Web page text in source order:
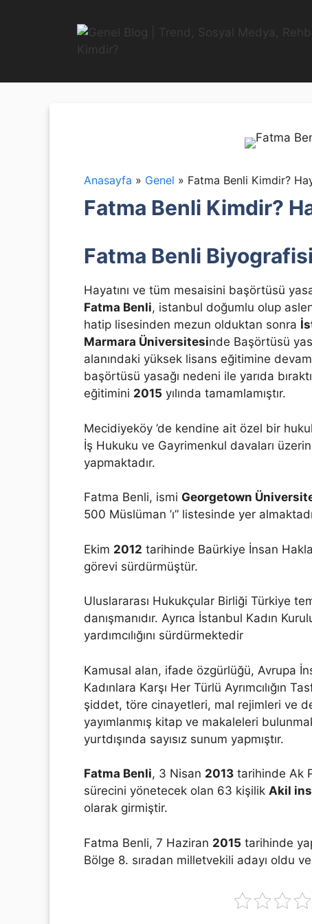
Anasayfa » Genel » Fatma Benli Kimdir?
Fatma Benli Kimdir?
Fatma Benli Biyografisi
Hayatını ve tüm mesaisini başörtüsü
Fatma Benli, istanbul doğumlu olup
hatip lisesinden mezun olduktan sonra
Marmara Üniversitesinde Başörtüsü
alanındaki yüksek lisans eğitimine
başörtüsü yasağı nedeni ile yarıda
eğitimini 2015 yılında tamamlamıştır.
Mecidiyeköy ’de kendine ait özel bir
İş Hukuku ve Gayrimenkul davaları
yapmaktadır.
Fatma Benli, ismi Georgetown
500 Müslüman ’ı” listesinde yer
Ekim 2012 tarihinde Baürkiye İnsan
görevi sürdürmüştür.
Uluslararası Hukukçular Birliği Türkiye
danışmanıdır. Ayrıca İstanbul Kadın
yardımcılığını sürdürmektedir
Kamusal alan, ifade özgürlüğü, Avrupa
Kadınlara Karşı Her Türlü Ayrımcılığın
şiddet, töre cinayetleri, mal rejimleri ve
yayımlanmış kitap ve makaleleri
yurtdışında sayısız sunum yapmıştır.
Fatma Benli, 3 Nisan 2013 tarihinde Ak
sürecini yönetecek olan 63 kişilik Akil
olarak girmiştir.
Fatma Benli, 7 Haziran 2015 tarihinde
Bölge 8. sıradan milletvekili adayı oldu